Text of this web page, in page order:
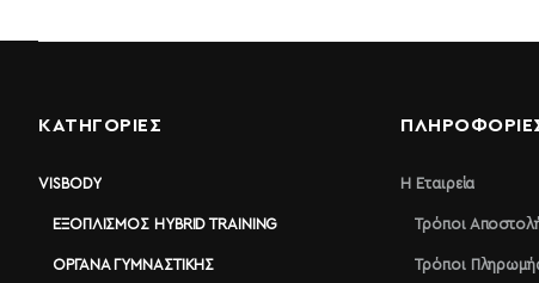
ΚΑΤΗΓΟΡΙΕΣ
VISBODY
ΕΞΟΠΛΙΣΜΌΣ HYBRID TRAINING
ΌΡΓΑΝΑ ΓΥΜΝΑΣΤΙΚΉΣ
Η Εταιρεία
Τρόποι
Τρόποι